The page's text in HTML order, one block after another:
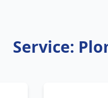
Service: